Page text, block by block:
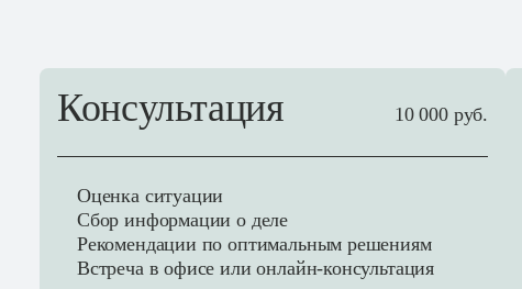
Консультация 10 000 руб.
Оценка ситуации
Сбор информации о деле
Рекомендации по оптимальным решениям
Встреча в офисе или онлайн-консультация